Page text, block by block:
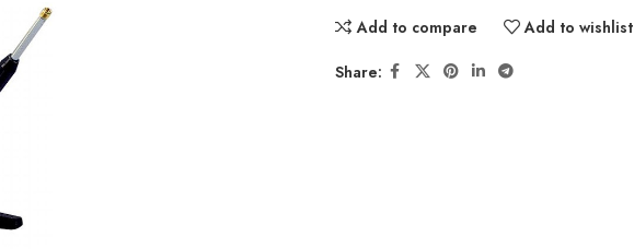
Add to compare
Add to wishlist
Share: